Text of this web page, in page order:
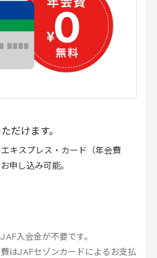
だけます。
キスプレス・カード（年会費
申し込み可能。
JAF入会金が不要です。
はJAFセゾンカードによるお支払